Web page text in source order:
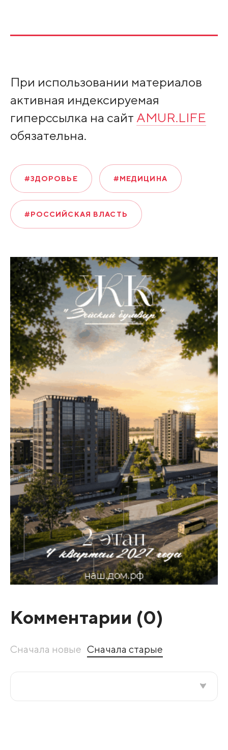
При использовании материалов
активная индексируемая
гиперссылка на сайт AMUR.LIFE
обязательна.
#ЗДОРОВЬЕ #МЕДИЦИНА
#РОССИЙСКАЯ ВЛАСТЬ
Комментарии (0)
Сначала новые Сначала старые